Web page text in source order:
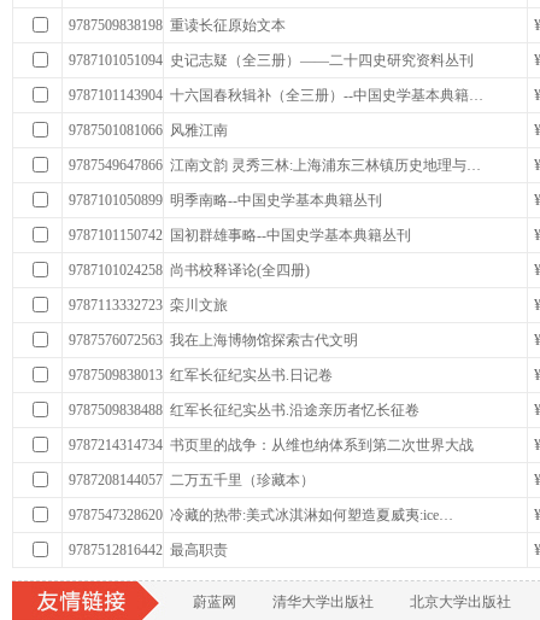
9787509838198 重读长征原始文本
9787101051094 史记志疑（全三册）——二十四史研究资料丛刊
9787101143904 十六国春秋辑补（全三册）--中国史学基本典籍…
9787501081066 风雅江南
9787549647866 江南文韵 灵秀三林:上海浦东三林镇历史地理与…
9787101050899 明季南略--中国史学基本典籍丛刊
9787101150742 国初群雄事略--中国史学基本典籍丛刊
9787101024258 尚书校释译论(全四册)
9787113332723 栾川文旅
9787576072563 我在上海博物馆探索古代文明
9787509838013 红军长征纪实丛书.日记卷
9787509838488 红军长征纪实丛书.沿途亲历者忆长征卷
9787214314734 书页里的战争：从维也纳体系到第二次世界大战
9787208144057 二万五千里（珍藏本）
9787547328620 冷藏的热带:美式冰淇淋如何塑造夏威夷:ice…
9787512816442 最高职责
蔚蓝网 清华大学出版社 北京大学出版社